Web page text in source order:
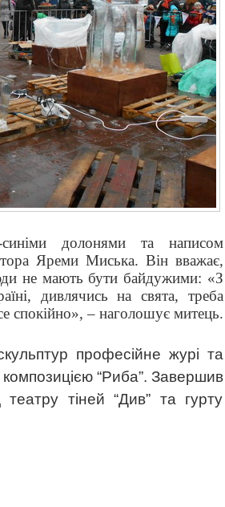
долонями та написом
Яреми Миська. Він вважає,
не мають бути байдужими: «З
дивлячись на свята, треба
спокійно», – наголошує митець.
професійне журі та
композицією “Риба”. Завершив
тіней “Див” та гурту